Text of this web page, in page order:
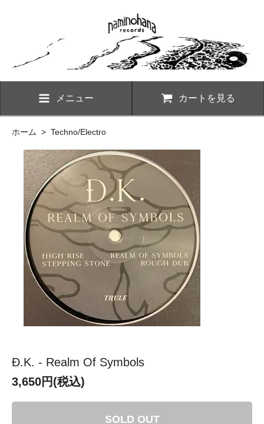
メニュー カートを見る
ホーム > Techno/Electro
Đ.K. - Realm Of Symbols
3,650円(税込)
SOLD OUT